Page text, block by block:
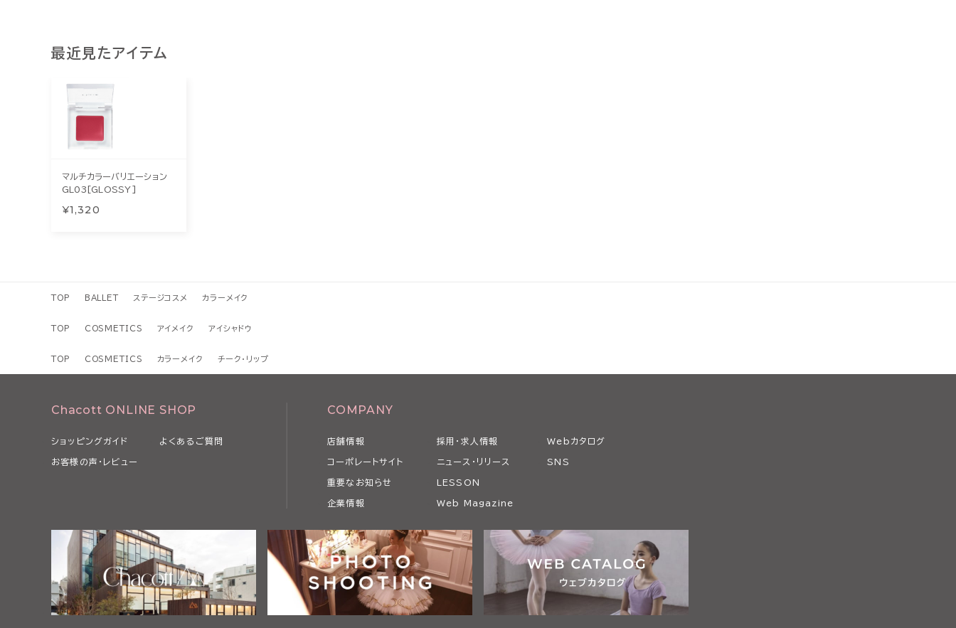
最近見たアイテム
マルチカラーバリエーション
GL03[GLOSSY]
¥1,320
TOP BALLET ステージコスメ カラーメイク
TOP COSMETICS アイメイク アイシャドウ
TOP COSMETICS カラーメイク チーク・リップ
Chacott ONLINE SHOP
ショッピングガイド よくあるご質問
お客様の声・レビュー
COMPANY
店舗情報
コーポレートサイト
重要なお知らせ
企業情報
採用・求人情報
ニュース・リリース
LESSON
Web Magazine
Webカタログ
SNS